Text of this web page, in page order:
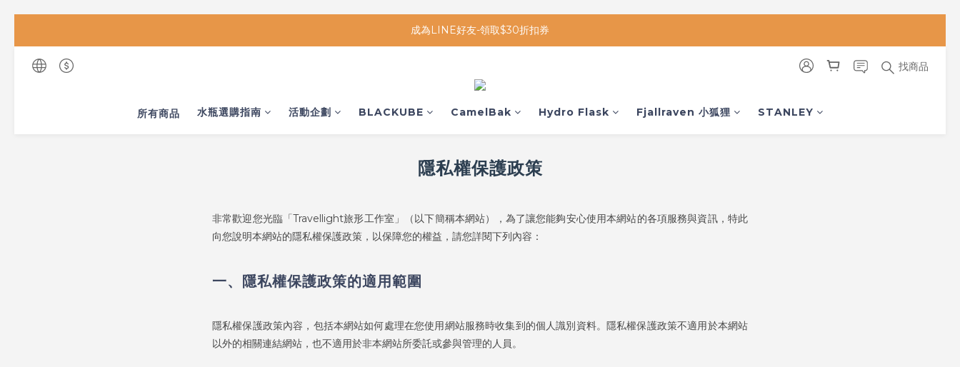
成為LINE好友-領取$30折扣券
找商品
所有商品 水瓶選購指南 活動企劃 BLACKUBE CamelBak Hydro Flask Fjallraven 小狐狸 STANLEY
隱私權保護政策
非常歡迎您光臨「Travellight旅形工作室」（以下簡稱本網站），為了讓您能夠安心使用本網站的各項服務與資訊，特此
向您說明本網站的隱私權保護政策，以保障您的權益，請您詳閱下列內容：
一、隱私權保護政策的適用範圍
隱私權保護政策內容，包括本網站如何處理在您使用網站服務時收集到的個人識別資料。隱私權保護政策不適用於本網站
以外的相關連結網站，也不適用於非本網站所委託或參與管理的人員。